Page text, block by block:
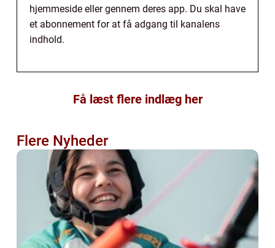
hjemmeside eller gennem deres app. Du skal have
et abonnement for at få adgang til kanalens
indhold.
Få læst flere indlæg her
Flere Nyheder